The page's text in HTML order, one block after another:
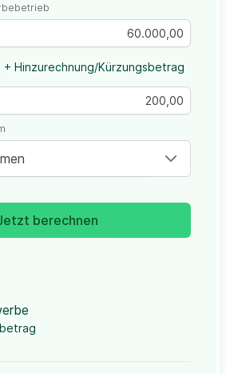
+ Hinzurechnung/Kürzungsbetrag
berechnen